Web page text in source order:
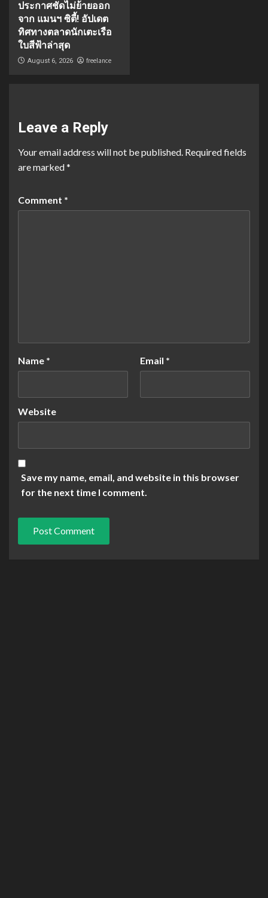
ประกาศชัดไม่ย้ายออก
จาก แมนฯ ซิตี้! อัปเดต
ทิศทางตลาดนักเตะเรือ
ใบสีฟ้าล่าสุด
August 6, 2026 freelance
Leave a Reply
Your email address will not be published. Required fields
are marked*
Comment *
Name * Email *
Website
Save my name, email, and website in this browser
for the next time I comment.